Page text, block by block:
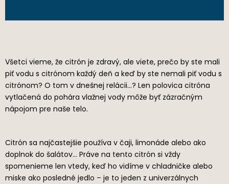
Všetci vieme, že citrón je zdravý, ale viete, prečo by ste mali
piť vodu s citrónom každý deň a keď by ste nemali piť vodu s
citrónom? O tom v dnešnej relácii…? Len polovica citróna
vytlačená do pohára vlažnej vody môže byť zázračným
nápojom pre naše telo.
Citrón sa najčastejšie používa v čaji, limonáde alebo ako
doplnok do šalátov… Práve na tento citrón si vždy
spomenieme len vtedy, keď ho vidíme v chladničke alebo
miske ako posledné jedlo – je to jeden z univerzálnych